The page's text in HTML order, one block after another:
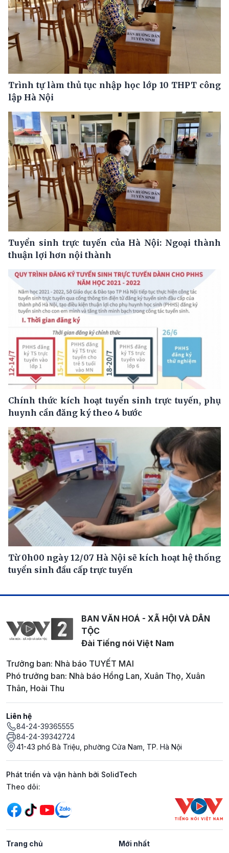
Trình tự làm thủ tục nhập học lớp 10 THPT công
lập Hà Nội
Tuyển sinh trực tuyến của Hà Nội: Ngoại thành
thuận lợi hơn nội thành
Chính thức kích hoạt tuyển sinh trực tuyến, phụ
huynh cần đăng ký theo 4 bước
Từ 0h00 ngày 12/07 Hà Nội sẽ kích hoạt hệ thống
tuyển sinh đầu cấp trực tuyến
BAN VĂN HOÁ - XÃ HỘI VÀ DÂN
TỘC
Đài Tiếng nói Việt Nam
Trưởng ban: Nhà báo TUYẾT MAI
Phó trưởng ban: Nhà báo Hồng Lan, Xuân Thọ, Xuân
Thân, Hoài Thu
Liên hệ
84-24-39365555
84-24-39342724
41-43 phố Bà Triệu, phường Cửa Nam, TP. Hà Nội
Phát triển và vận hành bởi SolidTech
Mạng xã hội
Theo dõi:
Trang chủ Mới nhất